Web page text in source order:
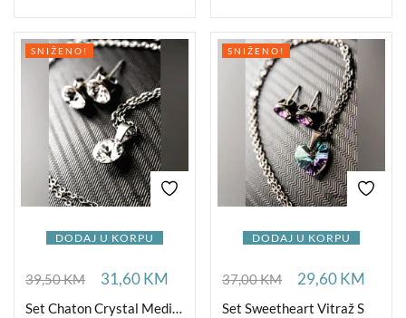
DODAJ U KORPU
SNIŽENO!
39,50KM 31,60KM
Set Chaton Crystal Medium
DODAJ U KORPU
SNIŽENO!
37,00KM 29,60KM
Set Sweetheart Vitraž S